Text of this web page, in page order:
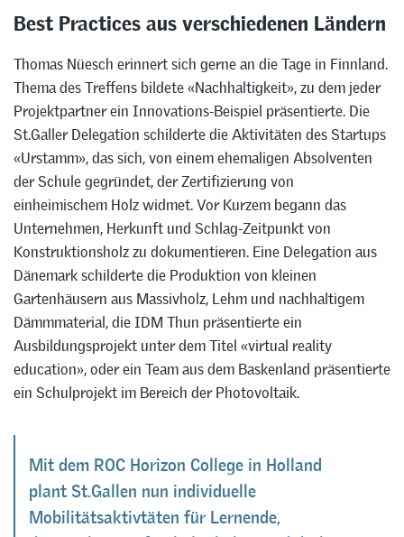
Best Practices aus verschiedenen Ländern
Thomas Nüesch erinnert sich gerne an die Tage in Finnland.
Thema des Treffens bildete «Nachhaltigkeit», zu dem jeder
Projektpartner ein Innovations-Beispiel präsentierte. Die
St.Galler Delegation schilderte die Aktivitäten des Startups
«Urstamm», das sich, von einem ehemaligen Absolventen
der Schule gegründet, der Zertifizierung von
einheimischem Holz widmet. Vor Kurzem begann das
Unternehmen, Herkunft und Schlag-Zeitpunkt von
Konstruktionsholz zu dokumentieren. Eine Delegation aus
Dänemark schilderte die Produktion von kleinen
Gartenhäusern aus Massivholz, Lehm und nachhaltigem
Dämmmaterial, die IDM Thun präsentierte ein
Ausbildungsprojekt unter dem Titel «virtual reality
education», oder ein Team aus dem Baskenland präsentierte
ein Schulprojekt im Bereich der Photovoltaik.
Mit dem ROC Horizon College in Holland
plant St.Gallen nun individuelle
Mobilitätsaktivtäten für Lernende,